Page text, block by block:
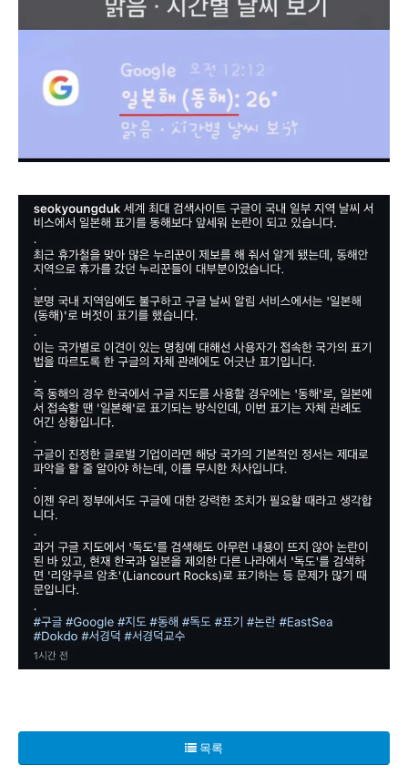
구글은 원래 각국의 표기법을 따르기로 한 자체 규칙을 가
이에 따라, 한국 정부 역시 구글에 대한 강력한 조치를 취해
목록